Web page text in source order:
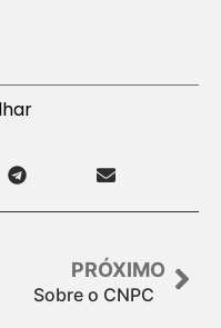
PRÓXIMO
Sobre o CNPC